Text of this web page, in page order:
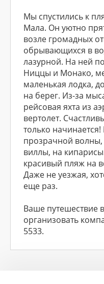
Мы спустились к
Мала. Он уютно
возле громадных
обрывающихся в
лазурной. На ней
Ниццы и Монако,
маленькая лодка,
на берег. Из-за
рейсовая яхта из
вертолет.
только
прозрачной волны,
виллы, на
красивый пляж на
Даже не уезжая,
еще раз.
Ваше
организовать
5533.